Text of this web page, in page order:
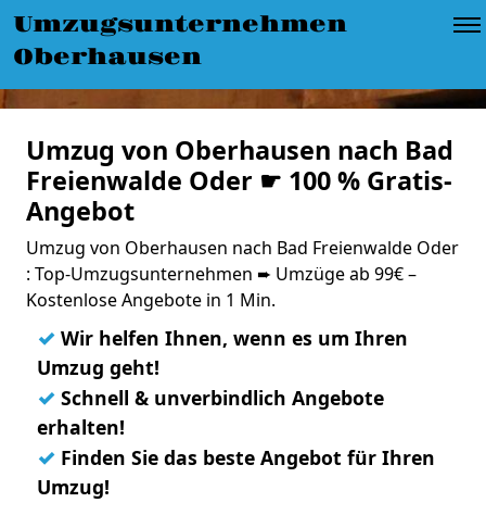
Umzugsunternehmen
Oberhausen
Umzug von Oberhausen nach Bad
Freienwalde Oder ☛ 100 % Gratis-
Angebot
Umzug von Oberhausen nach Bad Freienwalde Oder
: Top-Umzugsunternehmen ➨ Umzüge ab 99€ –
Kostenlose Angebote in 1 Min.
✓ Wir helfen Ihnen, wenn es um Ihren
Umzug geht!
✓ Schnell & unverbindlich Angebote
erhalten!
✓ Finden Sie das beste Angebot für Ihren
Umzug!